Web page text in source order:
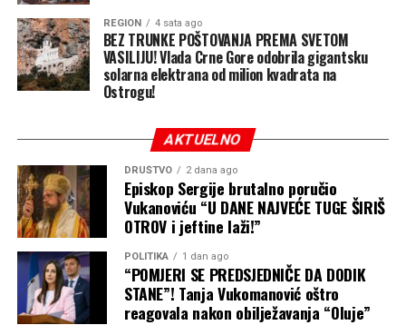
REGION 4 sata ago
BEZ TRUNKE POŠTOVANJA PREMA SVETOM
VASILIJU! Vlada Crne Gore odobrila gigantsku
solarna elektrana od milion kvadrata na
Ostrogu!
AKTUELNO
DRUŠTVO 2 dana ago
Episkop Sergije brutalno poručio
Vukanoviću “U DANE NAJVEĆE TUGE ŠIRIŠ
OTROV i jeftine laži!”
POLITIKA 1 dan ago
“POMJERI SE PREDSJEDNIČE DA DODIK
STANE”! Tanja Vukomanović oštro
reagovala nakon obilježavanja “Oluje”